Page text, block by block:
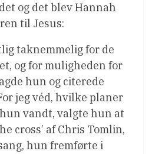
og det blev Hannah
til Jesus:
taknemmelig for de
og for muligheden for
hun og citerede
jeg véd, hvilke planer
vandt, valgte hun at
cross’ af Chris Tomlin,
hun fremførte i